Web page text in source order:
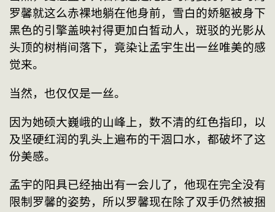
罗馨就这么赤裸地躺在他身前，雪白的娇躯被身下
黑色的引擎盖映衬得更加白皙动人，斑驳的光影从
头顶的树梢间落下，竟染让孟宇生出一丝唯美的感
觉来。
当然，也仅仅是一丝。
因为她硕大巍峨的山峰上，数不清的红色指印，以
及坚硬红润的乳头上遍布的干涸口水，都破坏了这
份美感。
孟宇的阳具已经抽出有一会儿了，他现在完全没有
限制罗馨的姿势，所以罗馨现在除了双手仍然被捆